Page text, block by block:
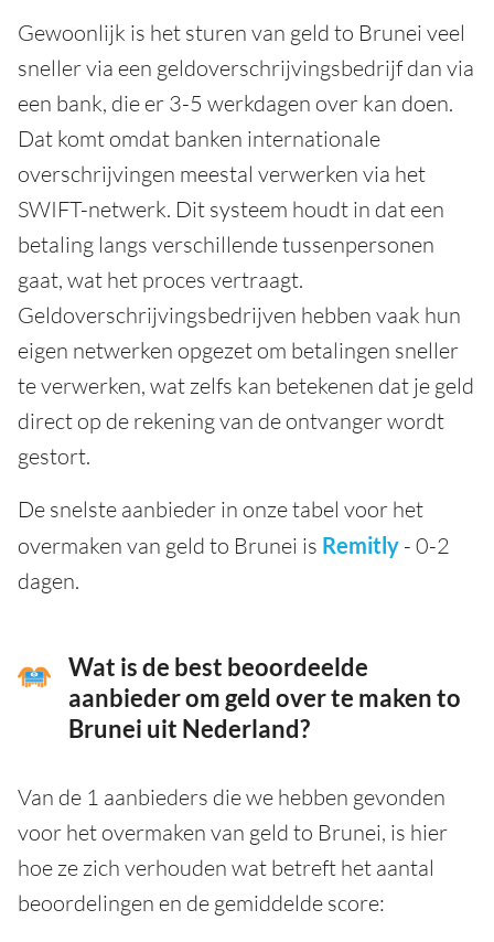
Gewoonlijk is het sturen van geld to Brunei veel
sneller via een geldoverschrijvingsbedrijf dan via
een bank, die er 3-5 werkdagen over kan doen.
Dat komt omdat banken internationale
overschrijvingen meestal verwerken via het
SWIFT-netwerk. Dit systeem houdt in dat een
betaling langs verschillende tussenpersonen
gaat, wat het proces vertraagt.
Geldoverschrijvingsbedrijven hebben vaak hun
eigen netwerken opgezet om betalingen sneller
te verwerken, wat zelfs kan betekenen dat je geld
direct op de rekening van de ontvanger wordt
gestort.
De snelste aanbieder in onze tabel voor het
overmaken van geld to Brunei is Remitly - 0-2
dagen.
Wat is de best beoordeelde
aanbieder om geld over te maken to
Brunei uit Nederland?
Van de 1 aanbieders die we hebben gevonden
voor het overmaken van geld to Brunei, is hier
hoe ze zich verhouden wat betreft het aantal
beoordelingen en de gemiddelde score: